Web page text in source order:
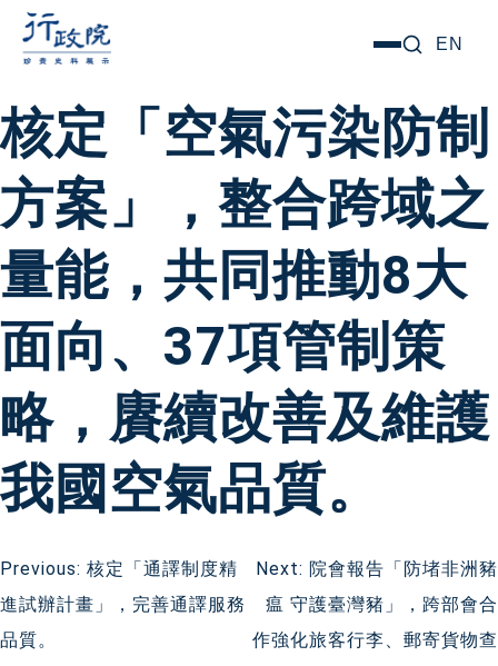
要
內
容
選
EN
核定「空氣污染防制
方案」，整合跨域之
量能，共同推動8大
面向、37項管制策
略，賡續改善及維護
我國空氣品質。
文
章
Previous: 核定「通譯制度精
進試辦計畫」，完善通譯服務
品質。
Next: 院會報告「防堵非洲豬
瘟 守護臺灣豬」，跨部會合
作強化旅客行李、郵寄貨物查